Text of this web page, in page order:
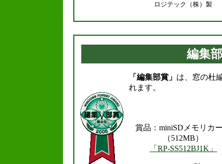
ロジテック（株）製
編集
「編集部賞」 は、窓の杜
れます。
賞品：miniSDメモリカ
（512MB）
「RP-SS512BJ1K」